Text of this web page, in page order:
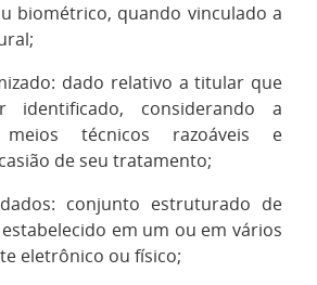
biométrico, quando vinculado a
dado relativo a titular que
identificado, considerando a
técnicos razoáveis e
de seu tratamento;
conjunto estruturado de
em um ou em vários
eletrônico ou físico;